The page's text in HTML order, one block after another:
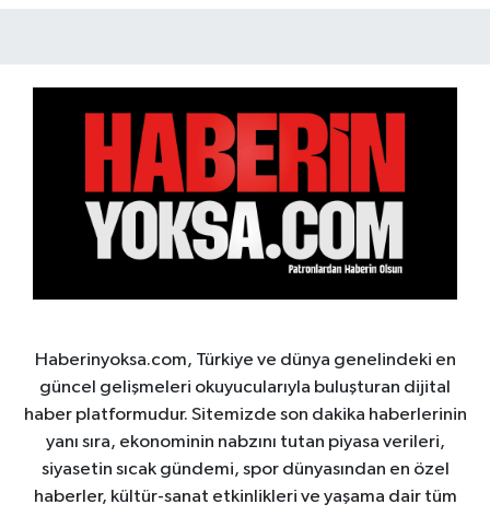
Haberinyoksa.com, Türkiye ve dünya genelindeki en
güncel gelişmeleri okuyucularıyla buluşturan dijital
haber platformudur. Sitemizde son dakika haberlerinin
yanı sıra, ekonominin nabzını tutan piyasa verileri,
siyasetin sıcak gündemi, spor dünyasından en özel
haberler, kültür-sanat etkinlikleri ve yaşama dair tüm